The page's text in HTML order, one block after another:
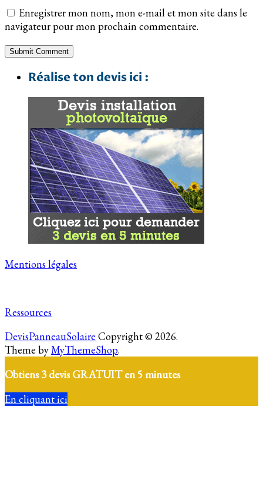
Enregistrer mon nom, mon e-mail et mon site dans le
navigateur pour mon prochain commentaire.
Réalise ton devis ici :
Mentions légales
Ressources
DevisPanneauSolaire Copyright © 2026.
Theme byMyThemeShop.
Obtiens 3 devis GRATUIT en 5 minutes
En cliquant ici